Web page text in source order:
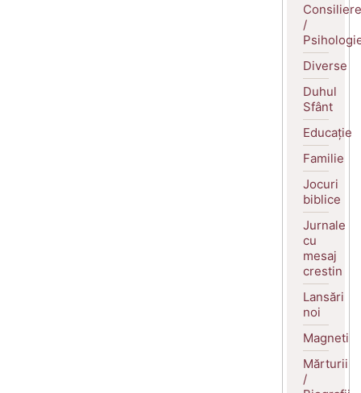
Consiliere
/
Diverse
Duhul
Sfânt
Educație
Familie
Jocuri
biblice
Jurnale
cu
mesaj
crestin
Lansări
noi
Magneti
Mărturii
/